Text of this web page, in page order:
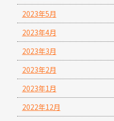
2023年5月
2023年4月
2023年3月
2023年2月
2023年1月
2022年12月